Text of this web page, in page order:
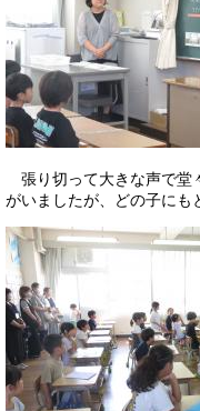
張り切って大きな声で堂
がいましたが、どの子にも